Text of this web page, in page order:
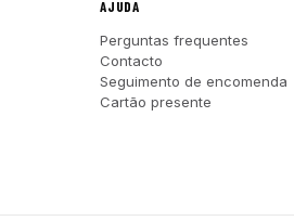
AJUDA
Perguntas frequentes
Contacto
Seguimento de encomenda
Cartão presente